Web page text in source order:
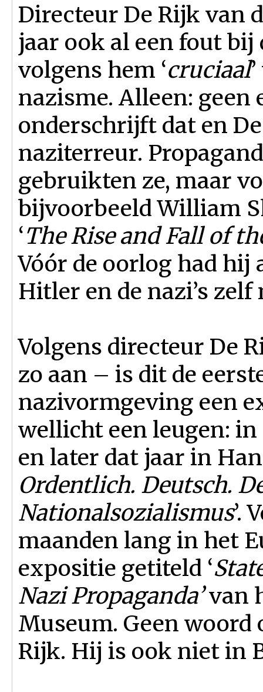
Directeur De Rijk van
jaar ook al een fout bij
volgens hem ‘cruciaal
nazisme. Alleen:
onderschrijft dat en
naziterreur.
gebruikten ze, maar
bijvoorbeeld William
‘The Rise and Fall of
Vóór de oorlog had
Hitler en de nazi’s
Volgens directeur De
zo aan – is dit de
nazivormgeving een
wellicht een leugen: in
en later dat jaar in
Ordentlich. Deutsch.
Nationalsozialismus’.
maanden lang in het
expositie getiteld ‘
Nazi Propaganda’van
Museum. Geen woord
Rijk. Hij is ook niet in